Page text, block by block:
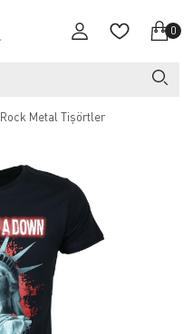
0
Rock Metal Tişörtler